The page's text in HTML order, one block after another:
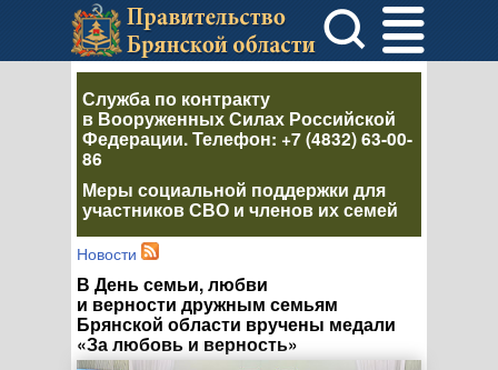
Служба по контракту
в Вооруженных Силах Российской
Федерации. Телефон: +7 (4832) 63-00-
86
Меры социальной поддержки для
участников СВО и членов их семей
Новости
В День семьи, любви
и верности дружным семьям
Брянской области вручены медали
«За любовь и верность»